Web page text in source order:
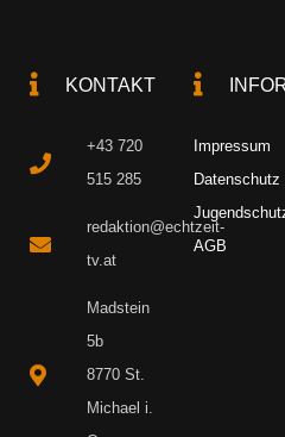
KONTAKT
+43 720
515 285
redaktion@echtzeit-
tv.at
Madstein
5b
8770 St.
Michael i.
Impressum
Datenschutz
AGB